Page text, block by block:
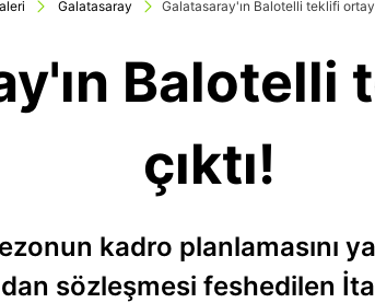
Galatasaray Galatasaray'ın Balotelli teklifi
Balotelli
çıktı!
kadro planlamasını
sözleşmesi feshedilen